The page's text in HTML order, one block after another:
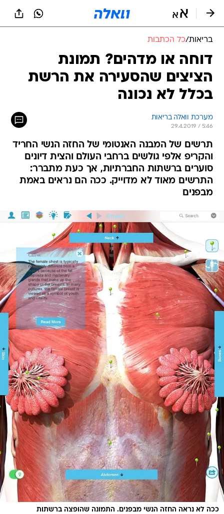
בריאות/כל הכתבות
דוחה או מדהים? תמונת
הציצים שהסעירה את הרשת
בכלל לא נכונה
מערכת וואלה בריאות
29.4.2019 / 5:46
תרשים של המבנה האנטומי של החזה הנשי החריד
והקריפ אלפי גולשים ברחבי העולם והצית דיונים
סוערים ברשתות החברתיות, אך כעת מתברר:
התרשים מאוד לא מדוייק. ככה הם נראים באמת
מבפנים
ככה לא נראה החזה הנשי מבפנים. התמונה שהופצה ברשתות